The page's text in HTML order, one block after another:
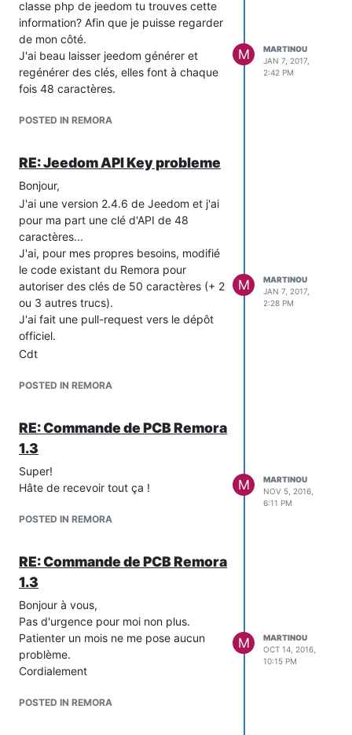
classe php de jeedom tu trouves cette
information? Afin que je puisse regarder
de mon côté.
J'ai beau laisser jeedom générer et
regénérer des clés, elles font à chaque
fois 48 caractères.
POSTED IN REMORA
M
MARTINOU
JAN 7, 2017,
2:42 PM
RE: Jeedom API Key probleme
Bonjour,
J'ai une version 2.4.6 de Jeedom et j'ai
pour ma part une clé d'API de 48
caractères...
J'ai, pour mes propres besoins, modifié
le code existant du Remora pour
autoriser des clés de 50 caractères (+ 2
ou 3 autres trucs).
J'ai fait une pull-request vers le dépôt
officiel.
Cdt
POSTED IN REMORA
M
MARTINOU
JAN 7, 2017,
2:28 PM
RE: Commande de PCB Remora
1.3
Super!
Hâte de recevoir tout ça !
POSTED IN REMORA
M
MARTINOU
NOV 5, 2016,
6:11 PM
RE: Commande de PCB Remora
1.3
Bonjour à vous,
Pas d'urgence pour moi non plus.
Patienter un mois ne me pose aucun
problème.
Cordialement
POSTED IN REMORA
M
MARTINOU
OCT 14, 2016,
10:15 PM